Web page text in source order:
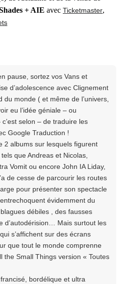
+ AIE avec Ticketmaster,
pause, sortez vos Vans et
d’adolescence avec Clignement
du monde ( et même de l’univers,
eu l’idée géniale – ou
selon – de traduire les
Google Traduction !
2 albums sur lesquels figurent
que Andreas et Nicolas,
Vomit ou encore John IA Liday,
de cesse de parcourir les routes
pour présenter son spectacle
évidemment du
débiles , des fausses
d’autodérision… Mais surtout les
s’affichent sur des écrans
que tout le monde comprenne
the Small Things version « Toutes
bordélique et ultra